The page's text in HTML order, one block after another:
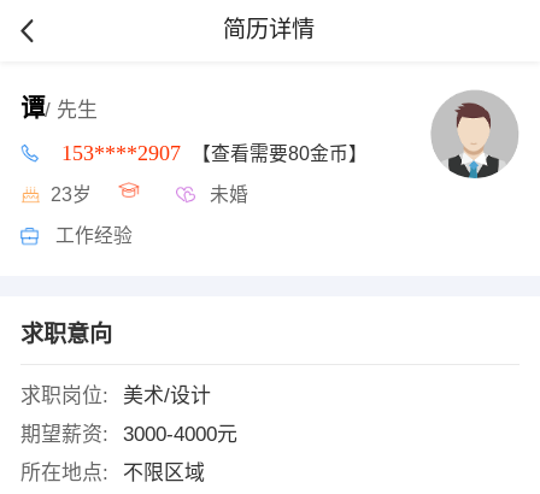
简历详情
谭/ 先生
153****2907 【查看需要80金币】
23岁 未婚
工作经验
求职意向
求职岗位:
美术/设计
期望薪资:
3000-4000元
所在地点:
不限区域